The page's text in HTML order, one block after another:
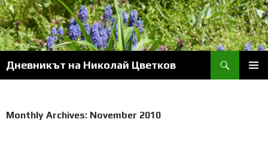
Skip
to
content
Дневникът на Николай Цветков
Monthly Archives: November 2010